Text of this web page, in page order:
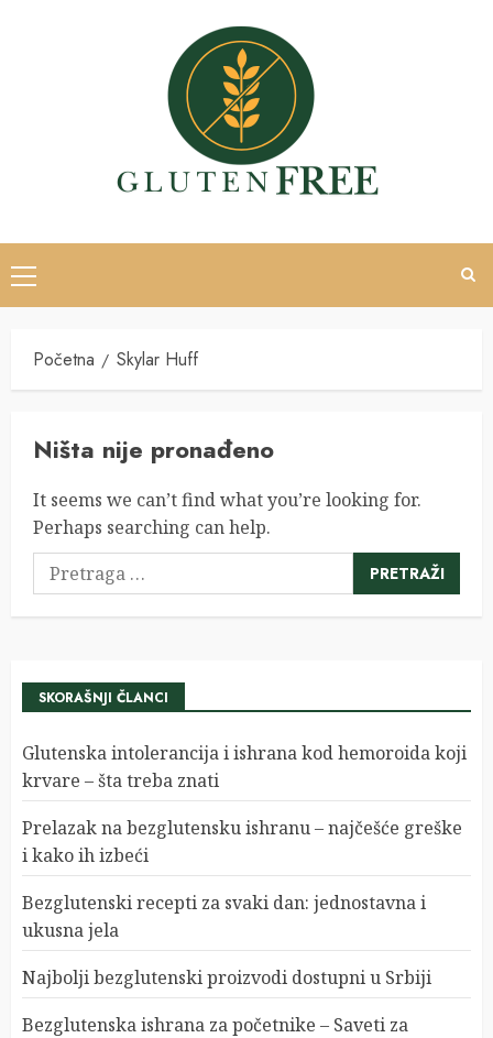
Primary
Menu
Početna Skylar Huff
Ništa nije pronađeno
It seems we can’t find what you’re looking for.
Perhaps searching can help.
Pretraga
za:
SKORAŠNJI ČLANCI
Glutenska intolerancija i ishrana kod hemoroida koji
krvare – šta treba znati
Prelazak na bezglutensku ishranu – najčešće greške
i kako ih izbeći
Bezglutenski recepti za svaki dan: jednostavna i
ukusna jela
Najbolji bezglutenski proizvodi dostupni u Srbiji
Bezglutenska ishrana za početnike – Saveti za